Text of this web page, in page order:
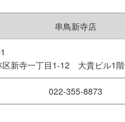
串鳥新寺店
区新寺一丁目1-12 大貴ビル1階
022-355-8873